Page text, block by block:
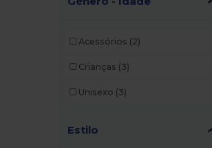
Acessórios (2)
Crianças (3)
Unisexo (3)
Estilo